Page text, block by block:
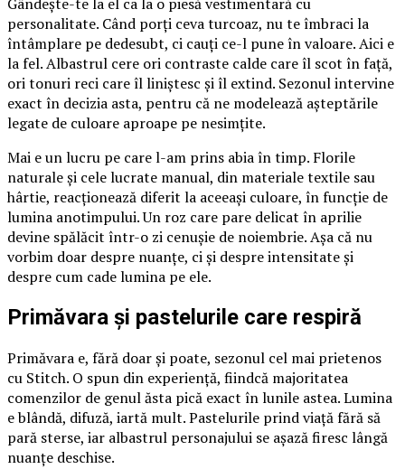
personalitate. Când porți ceva turcoaz, nu te îmbraci la
întâmplare pe dedesubt, ci cauți ce-l pune în valoare. Aici e
la fel. Albastrul cere ori contraste calde care îl scot în față,
ori tonuri reci care îl liniștesc și îl extind. Sezonul intervine
exact în decizia asta, pentru că ne modelează așteptările
legate de culoare aproape pe nesimțite.
Mai e un lucru pe care l-am prins abia în timp. Florile
naturale și cele lucrate manual, din materiale textile sau
hârtie, reacționează diferit la aceeași culoare, în funcție de
lumina anotimpului. Un roz care pare delicat în aprilie
devine spălăcit într-o zi cenușie de noiembrie. Așa că nu
vorbim doar despre nuanțe, ci și despre intensitate și
despre cum cade lumina pe ele.
Primăvara și pastelurile care respiră
Primăvara e, fără doar și poate, sezonul cel mai prietenos
cu Stitch. O spun din experiență, fiindcă majoritatea
comenzilor de genul ăsta pică exact în lunile astea. Lumina
e blândă, difuză, iartă mult. Pastelurile prind viață fără să
pară sterse, iar albastrul personajului se așază firesc lângă
nuanțe deschise.